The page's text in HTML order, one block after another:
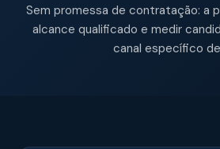
Sem promessa de contratação: a
alcance qualificado e medir
canal específico